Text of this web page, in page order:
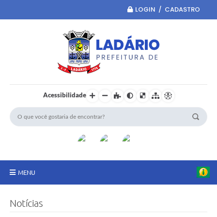
LOGIN / CADASTRO
Acessibilidade
MENU
Notícias